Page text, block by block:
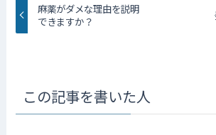
麻薬がダメな理由を説明
できますか？
この記事を書いた人